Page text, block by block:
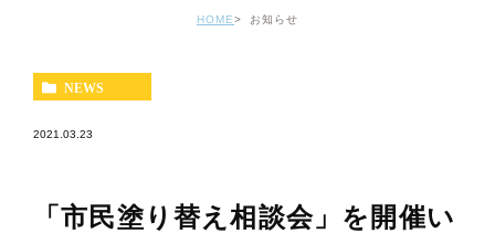
HOME お知らせ
NEWS
2021.03.23
「市民塗り替え相談会」を開催い